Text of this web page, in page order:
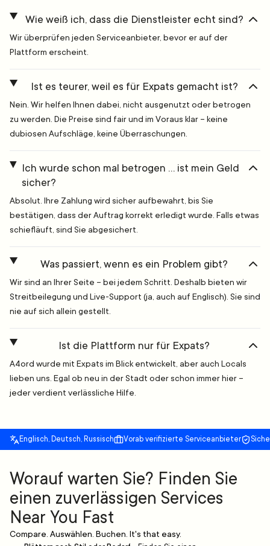
Wie weiß ich, dass die Dienstleister echt sind?
Wir überprüfen jeden Serviceanbieter, bevor er auf der
Plattform erscheint.
Ist es teurer, weil es für Expats gemacht ist?
Nein. Wir helfen Ihnen dabei, nicht ausgenutzt oder betrogen
zu werden. Die Preise sind fair und im Voraus klar – keine
dubiosen Aufschläge, keine Überraschungen.
Ich wurde schon mal betrogen … ist mein Geld
sicher?
Absolut. Ihre Zahlung wird sicher aufbewahrt, bis Sie
bestätigen, dass der Auftrag korrekt erledigt wurde. Falls etwas
schiefläuft, sind Sie abgesichert.
Was passiert, wenn es ein Problem gibt?
Wir sind an Ihrer Seite – bei jedem Schritt. Deshalb bieten wir
Streitbeilegung und Live-Support (ja, auch auf Englisch). Sie sind
nie auf sich allein gestellt.
Ist die Plattform nur für Expats?
A4ord wurde mit Expats im Blick entwickelt, aber auch Locals
lieben uns. Egal ob neu in der Stadt oder schon immer hier –
jeder verdient verlässliche Hilfe.
Englisch, Deutsch, Russisch Vorab verifizierte Serviceanbieter
Worauf warten Sie? Finden Sie
einen zuverlässigen Services
Near You Fast
Compare. Auswählen. Buchen. It's that easy.